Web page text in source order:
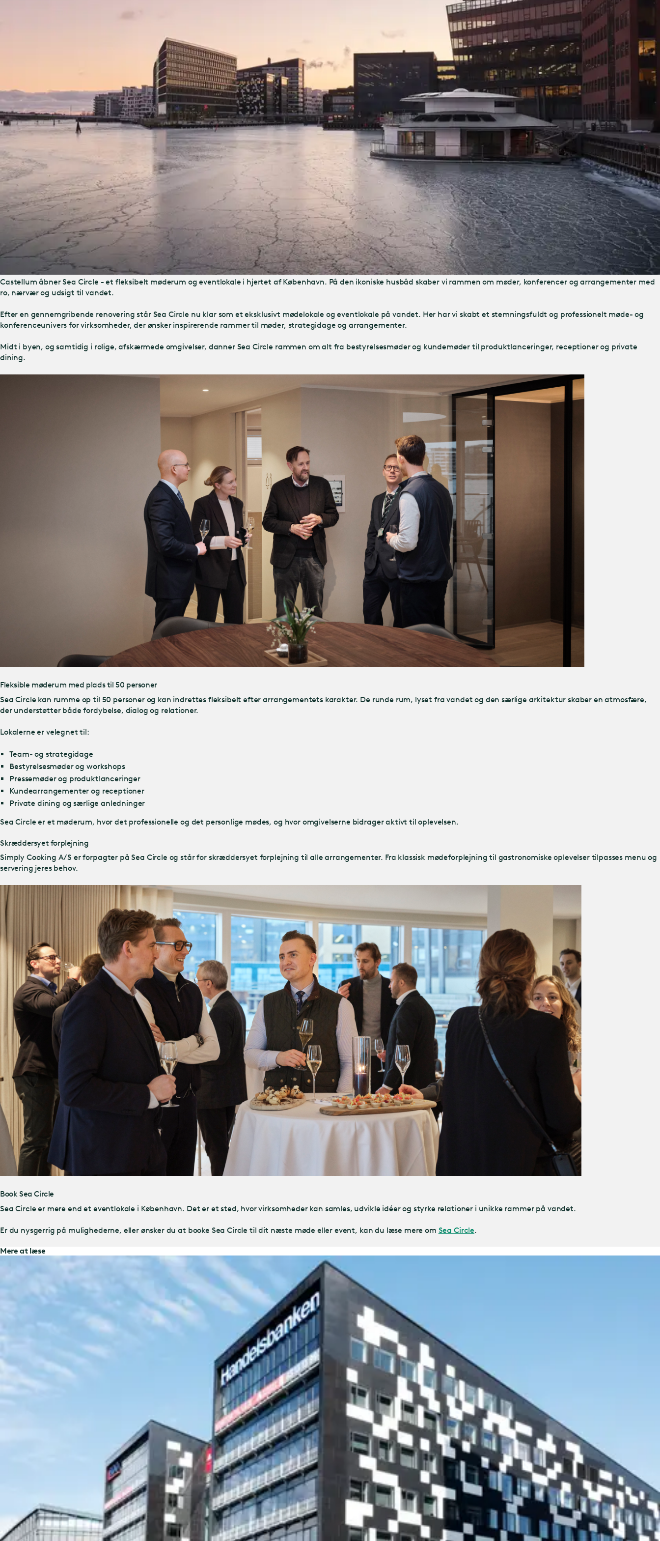
Castellum åbner Sea Circle - et fleksibelt møderum og eventlokale i hjertet af København. På den ikoniske husbåd skaber vi rammen om møder, konferencer og arrangementer med
ro, nærvær og udsigt til vandet.
Efter en gennemgribende renovering står Sea Circle nu klar som et eksklusivt mødelokale og eventlokale på vandet. Her har vi skabt et stemningsfuldt og professionelt møde- og
konferenceunivers for virksomheder, der ønsker inspirerende rammer til møder, strategidage og arrangementer.
Midt i byen, og samtidig i rolige, afskærmede omgivelser, danner Sea Circle rammen om alt fra bestyrelsesmøder og kundemøder til produktlanceringer, receptioner og private
dining.
Fleksible møderum med plads til 50 personer
Sea Circle kan rumme op til 50 personer og kan indrettes fleksibelt efter arrangementets karakter. De runde rum, lyset fra vandet og den særlige arkitektur skaber en atmosfære,
der understøtter både fordybelse, dialog og relationer.
Lokalerne er velegnet til:
Team- og strategidage
Bestyrelsesmøder og workshops
Pressemøder og produktlanceringer
Kundearrangementer og receptioner
Private dining og særlige anledninger
Sea Circle er et møderum, hvor det professionelle og det personlige mødes, og hvor omgivelserne bidrager aktivt til oplevelsen.
Skræddersyet forplejning
Simply Cooking A/S er forpagter på Sea Circle og står for skræddersyet forplejning til alle arrangementer. Fra klassisk mødeforplejning til gastronomiske oplevelser tilpasses menu og
servering jeres behov.
Book Sea Circle
Sea Circle er mere end et eventlokale i København. Det er et sted, hvor virksomheder kan samles, udvikle idéer og styrke relationer i unikke rammer på vandet.
Er du nysgerrig på mulighederne, eller ønsker du at booke Sea Circle til dit næste møde eller event, kan du læse mere om Sea Circle.
Mere at læse